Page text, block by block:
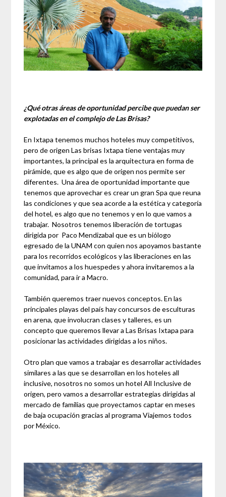
¿Qué otras áreas de oportunidad percibe que puedan ser
explotadas en el complejo de Las Brisas?
En Ixtapa tenemos muchos hoteles muy competitivos,
pero de origen Las brisas Ixtapa tiene ventajas muy
importantes, la principal es la arquitectura en forma de
pirámide, que es algo que de origen nos permite ser
diferentes. Una área de oportunidad importante que
tenemos que aprovechar es crear un gran Spa que reuna
las condiciones y que sea acorde a la estética y categoría
del hotel, es algo que no tenemos y en lo que vamos a
trabajar. Nosotros tenemos liberación de tortugas
dirigida por Paco Mendizabal que es un biólogo
egresado de la UNAM con quien nos apoyamos bastante
para los recorridos ecológicos y las liberaciones en las
que invitamos a los huespedes y ahora invitaremos a la
comunidad, para ir a Macro.
También queremos traer nuevos conceptos. En las
principales playas del país hay concursos de esculturas
en arena, que involucran clases y talleres, es un
concepto que queremos llevar a Las Brisas Ixtapa para
posicionar las actividades dirigidas a los niños.
Otro plan que vamos a trabajar es desarrollar actividades
similares a las que se desarrollan en los hoteles all
inclusive, nosotros no somos un hotel All Inclusive de
origen, pero vamos a desarrollar estrategias dirigidas al
mercado de familias que proyectamos captar en meses
de baja ocupación gracias al programa Viajemos todos
por México.